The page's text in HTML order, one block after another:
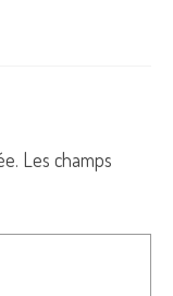
Les champs